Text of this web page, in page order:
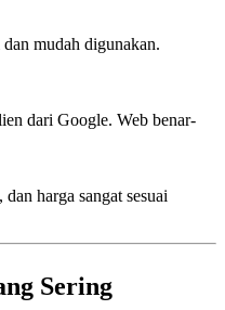
mudah digunakan.
dari Google. Web benar-
harga sangat sesuai
Sering